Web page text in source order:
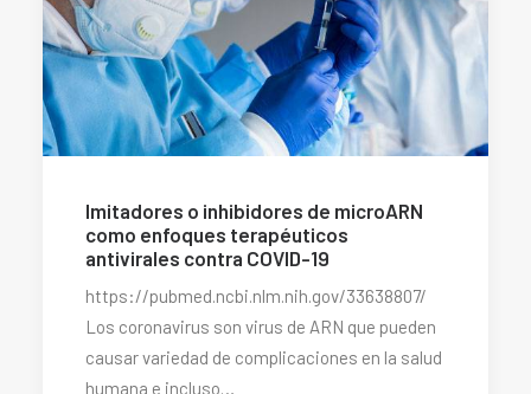
Imitadores o inhibidores de microARN
como enfoques terapéuticos
antivirales contra COVID-19
https://pubmed.ncbi.nlm.nih.gov/33638807/
Los coronavirus son virus de ARN que pueden
causar variedad de complicaciones en la salud
humana e incluso…